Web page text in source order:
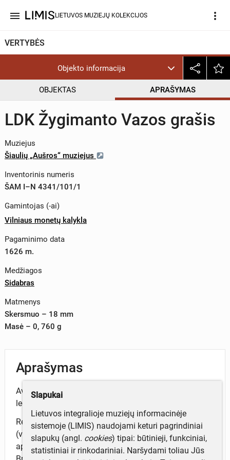
menu LIETUVOS MUZIEJŲ KOLEKCIJOS more_vert
VERTYBĖS
Objekto informacija
OBJEKTAS APRAŠYMAS
LDK Žygimanto Vazos grašis
Muziejus
Šiaulių „Aušros“ muziejus
Inventorinis numeris
ŠAM I–N 4341/101/1
Gamintojas (-ai)
Vilniaus monetų kalykla
Pagaminimo data
1626 m.
Medžiagos
Sidabras
Matmenys
Skersmuo – 18 mm
Masė – 0, 760 g
Aprašymas
Aversas: Žygimanto Vazos atvaizdas. Apskritiminė
legenda : SIG III· D:G REX· PO M:D:L·
Reversas: Vytis, po juo LDK Žemės iždininko ženklas
(vadvičas). Tarp dviejų ratelių
apskritiminė legenda: GROSS·...AG:DVCA: LIT :1626.
Slapukai
Lietuvos integralioje muziejų informacinėje
sistemoje (LIMIS) naudojami keturi pagrindiniai
slapukų (angl. cookies) tipai: būtinieji, funkciniai,
statistiniai ir rinkodariniai. Naršydami toliau Jūs